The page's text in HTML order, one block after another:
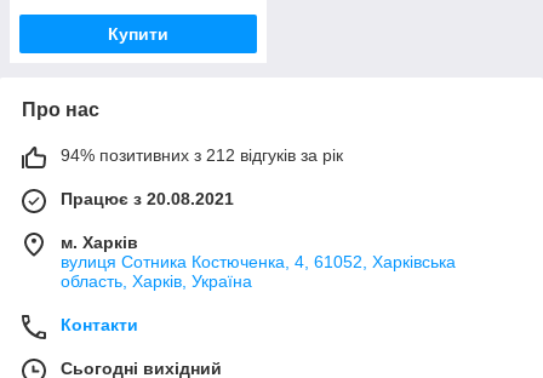
Купити
Про нас
94% позитивних з 212 відгуків за рік
Працює з 20.08.2021
м. Харків
вулиця Сотника Костюченка, 4, 61052, Харківська
область, Харків, Україна
Контакти
Сьогодні вихідний